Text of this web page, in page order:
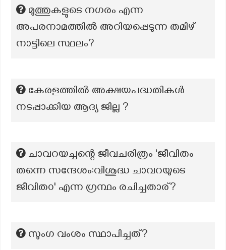
മുത്തുകളുടെ നഗരം എന്ന
അപരനാമത്തിൽ അറിയപ്പെടുന്ന തമിഴ്
നാട്ടിലെ സ്ഥലം?
കേരളത്തിൽ അക്ഷയപദ്ധതികൾ
നടപ്പാക്കിയ ആദ്യ ജില്ല ?
ചാവറയച്ചന്റെ ജീവചരിത്രം 'ജീവിതം
തന്നെ സന്ദേശം:വിശുദ്ധ ചാവറയുടെ
ജീവിത൦' എന്ന ഗ്രന്ഥം രചിച്ചതാര്?
സുംഗ വംശം സ്ഥാപിച്ചത്?